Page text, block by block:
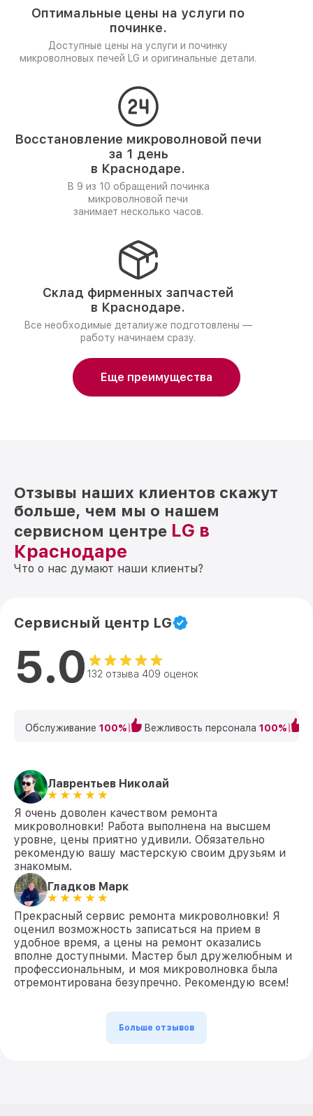
Оптимальные цены на услуги по
починке.
Доступные цены на услуги и починку
микроволновых печей LG и оригинальные детали.
Восстановление микроволновой печи
за 1 день
в Краснодаре.
В 9 из 10 обращений починка
микроволновой печи
занимает несколько часов.
Склад фирменных запчастей
в Краснодаре.
Все необходимые деталиуже подготовлены —
работу начинаем сразу.
Еще преимущества
Отзывы наших клиентов скажут
больше, чем мы о нашем
сервисном центре LG в
Краснодаре
Что о нас думают наши клиенты?
Сервисный центр LG
5.0 132 отзыва 409 оценок
Обслуживание 100% Вежливость персонала 100%
Лаврентьев Николай
Я очень доволен качеством ремонта
микроволновки! Работа выполнена на высшем
уровне, цены приятно удивили. Обязательно
рекомендую вашу мастерскую своим друзьям и
знакомым.
Гладков Марк
Прекрасный сервис ремонта микроволновки! Я
оценил возможность записаться на прием в
удобное время, а цены на ремонт оказались
вполне доступными. Мастер был дружелюбным и
профессиональным, и моя микроволновка была
отремонтирована безупречно. Рекомендую всем!
Больше отзывов